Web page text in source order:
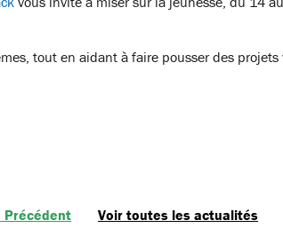
tout en aidant à faire pousser des
Voir toutes les actualités